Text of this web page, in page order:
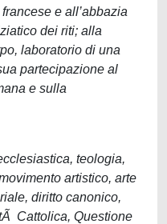
e all’abbazia
dei riti; alla
laboratorio di una
partecipazione al
e sulla
teologia,
artistico, arte
diritto canonico,
Cattolica, Questione